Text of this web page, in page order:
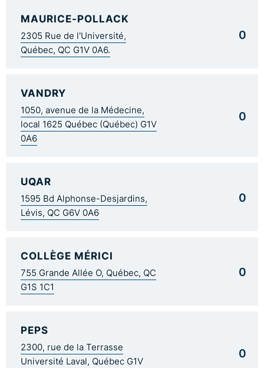
MAURICE-POLLACK
2305 Rue de l'Université,
Québec, QC G1V 0A6.
0
VANDRY
1050, avenue de la Médecine,
local 1625 Québec (Québec) G1V
0A6
0
UQAR
1595 Bd Alphonse-Desjardins,
Lévis, QC G6V 0A6
0
COLLÈGE MÉRICI
755 Grande Allée O, Québec, QC
G1S 1C1
0
PEPS
2300, rue de la Terrasse
Université Laval, Québec G1V
0